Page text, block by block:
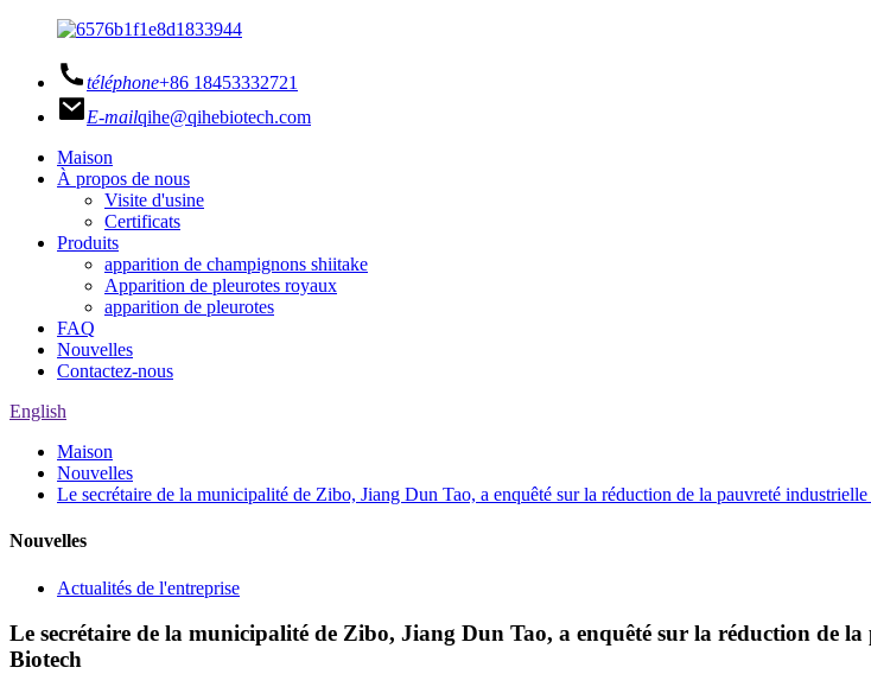
téléphone+86 18453332721
E-mailqihe@qihebiotech.com
Maison
À propos de nous
Visite d'usine
Certificats
Produits
apparition de champignons shiitake
Apparition de pleurotes royaux
apparition de pleurotes
FAQ
Nouvelles
Contactez-nous
English
Maison
Nouvelles
Le secrétaire de la municipalité de Zibo, Jiang Dun Tao, a enquêté sur la réduction de la pauvreté
Nouvelles
Actualités de l'entreprise
Le secrétaire de la municipalité de Zibo, Jiang Dun Tao, a enquêté sur la réduction de
Biotech